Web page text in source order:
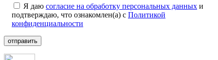
Я даю согласие на обработку персональных данных и
подтверждаю, что ознакомлен(а) с Политикой
конфиденциальности
отправить